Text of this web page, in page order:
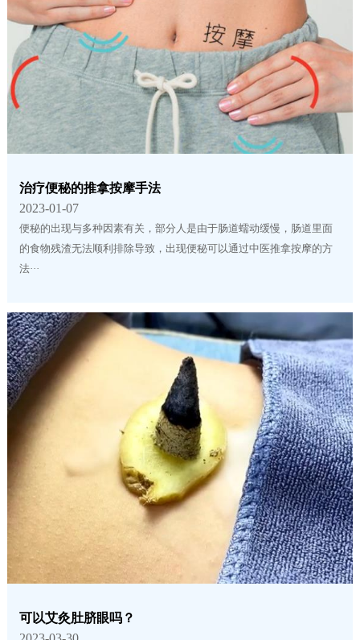
治疗便秘的推拿按摩手法
2023-01-07
便秘的出现与多种因素有关，部分人是由于肠道蠕动缓慢，肠道里面
的食物残渣无法顺利排除导致，出现便秘可以通过中医推拿按摩的方
法···
可以艾灸肚脐眼吗？